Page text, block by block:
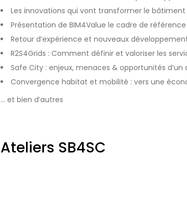
Les innovations qui vont transformer le bâtiment
Présentation de BIM4Value le cadre de référence
Retour d’expérience et nouveaux
R2S4Grids : Comment définir et valoriser les
Safe City : enjeux, menaces & opportunités
Convergence habitat et mobilité : vers une
… et bien d’autres
Ateliers SB4SC